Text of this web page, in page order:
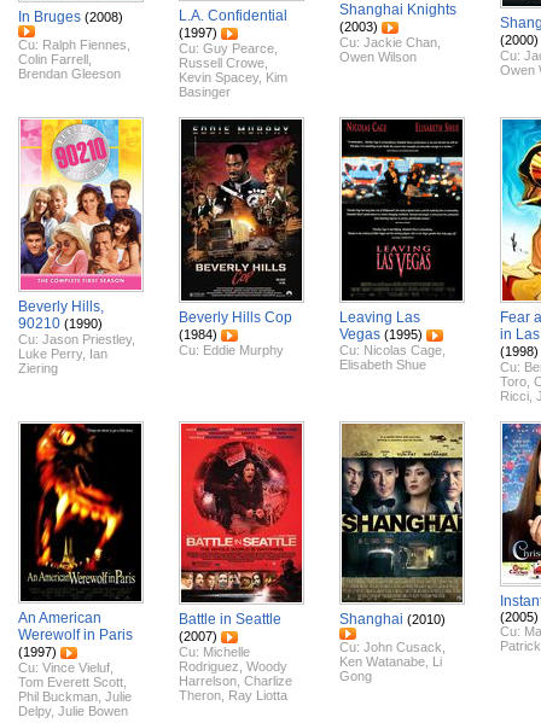
In Bruges (2008)
Cu: Ralph Fiennes
Colin Farrell
Brendan Gleeson
L.A. Confidential
(1997)
Cu: Guy Pearce
Russell Crowe
Kevin Spacey, Kim
Basinger
Shanghai Knights
(2003)
Cu: Jackie Chan
Owen Wilson
(2000)
Cu:
Owen
Beverly Hills,
90210 (1990)
Cu: Jason Priestley,
Luke Perry, Ian
Ziering
Beverly Hills Cop
(1984)
Cu: Eddie Murphy
Leaving Las
Vegas (1995)
Cu: Nicolas Cage
Elisabeth Shue
Fear
in
(1998)
Cu:
Toro
Ricci
An American
Werewolf in Paris
(1997)
Cu: Vince Vieluf
Tom Everett Scott
Phil Buckman Julie
Delpy, Julie Bowen
Battle in Seattle
(2007)
Cu: Michelle
Rodriguez Woody
Harrelson Charlize
Theron Ray Liotta
Shanghai (2010)
Cu: John Cusack
Ken Watanabe Li
Gong
(2005)
Cu: